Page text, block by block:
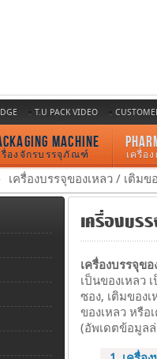
T.U PACK VIDEO
MACHINE
รื่องจักรบรรจุภัณฑ์ เครื่อ
เครื่องบรรจุของเหลว / เติมข
เครื่องบร
เครื่องบรรจุขอ
เป็นของเหลว
ซอง, เติมของ
ของเหลว หรือ
(อัพเดตข้อมูลล่